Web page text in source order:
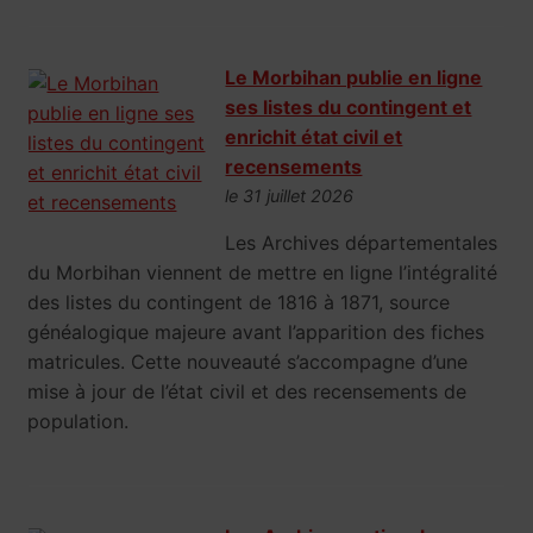
Le Morbihan publie en ligne
ses listes du contingent et
enrichit état civil et
recensements
le 31 juillet 2026
Les Archives départementales
du Morbihan viennent de mettre en ligne l’intégralité
des listes du contingent de 1816 à 1871, source
généalogique majeure avant l’apparition des fiches
matricules. Cette nouveauté s’accompagne d’une
mise à jour de l’état civil et des recensements de
population.